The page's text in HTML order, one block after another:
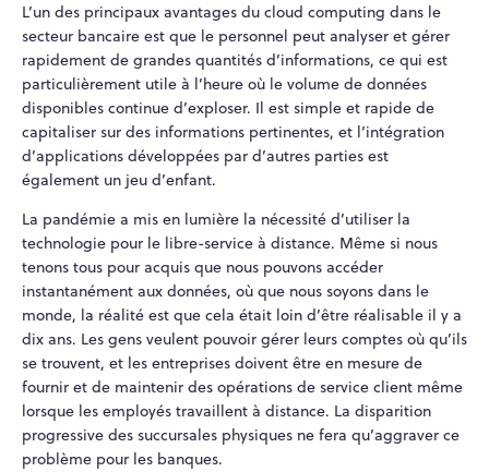
L’un des principaux avantages du cloud computing dans le
secteur bancaire est que le personnel peut analyser et gérer
rapidement de grandes quantités d’informations, ce qui est
particulièrement utile à l’heure où le volume de données
disponibles continue d’exploser. Il est simple et rapide de
capitaliser sur des informations pertinentes, et l’intégration
d’applications développées par d’autres parties est
également un jeu d’enfant.
La pandémie a mis en lumière la nécessité d’utiliser la
technologie pour le libre-service à distance. Même si nous
tenons tous pour acquis que nous pouvons accéder
instantanément aux données, où que nous soyons dans le
monde, la réalité est que cela était loin d’être réalisable il y a
dix ans. Les gens veulent pouvoir gérer leurs comptes où qu’ils
se trouvent, et les entreprises doivent être en mesure de
fournir et de maintenir des opérations de service client même
lorsque les employés travaillent à distance. La disparition
progressive des succursales physiques ne fera qu’aggraver ce
problème pour les banques.